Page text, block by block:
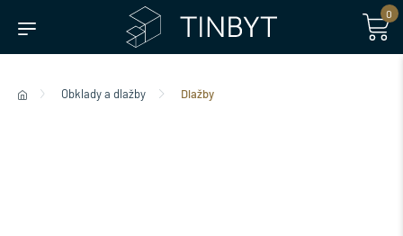
0
Obklady a dlažby Dlažby